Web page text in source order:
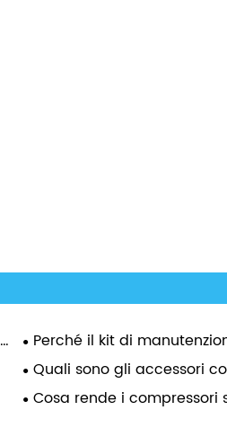
Perché il kit di
compressori d'aria Atlas è
del compressore a lungo
Quali sono gli accessori
d'aria Atlas?
Cosa rende i compressori